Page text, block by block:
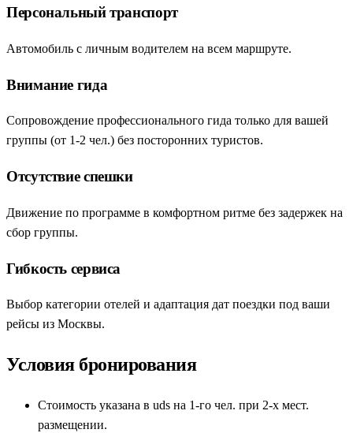
Персональный транспорт
Автомобиль с личным водителем на всем маршруте.
Внимание гида
Сопровождение профессионального гида только для вашей
группы (от 1-2 чел.) без посторонних туристов.
Отсутствие спешки
Движение по программе в комфортном ритме без задержек на
сбор группы.
Гибкость сервиса
Выбор категории отелей и адаптация дат поездки под ваши
рейсы из Москвы.
Условия бронирования
Стоимость указана в uds на 1-го чел. при 2-х мест.
размещении.